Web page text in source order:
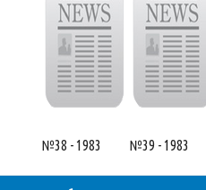
№38 - 1983 №39 - 1983